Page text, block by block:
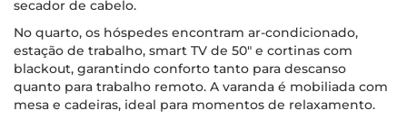
secador de cabelo.
No quarto, os hóspedes encontram ar-condicionado,
estação de trabalho, smart TV de 50" e cortinas com
blackout, garantindo conforto tanto para descanso
quanto para trabalho remoto. A varanda é mobiliada com
mesa e cadeiras, ideal para momentos de relaxamento.